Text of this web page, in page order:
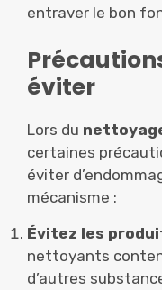
entraver le bon
éviter
Lors du
certaines
éviter
mécanisme :
Évitez les
nettoyants
d’autres